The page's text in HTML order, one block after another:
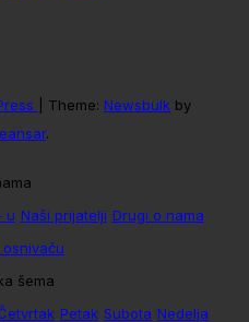
Theme: Newsbulk by
.
u Naši prijatelji Drugi o nama
osnivaču
šema
Petak Subota Nedelja